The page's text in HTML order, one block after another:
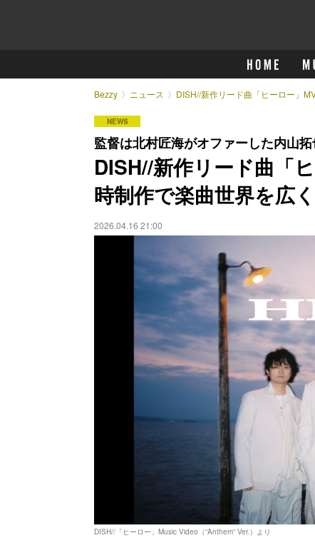
Bezzy ニュース DISH//新作リード曲「ヒーロー」
NEWS
監督は北村匠海がオファーした内山
DISH//新作リード曲「
時制作で楽曲世界を広
2026.04.16 21:00
DISH//「ヒーロー」Music Video（“Anthem” Ver.）より